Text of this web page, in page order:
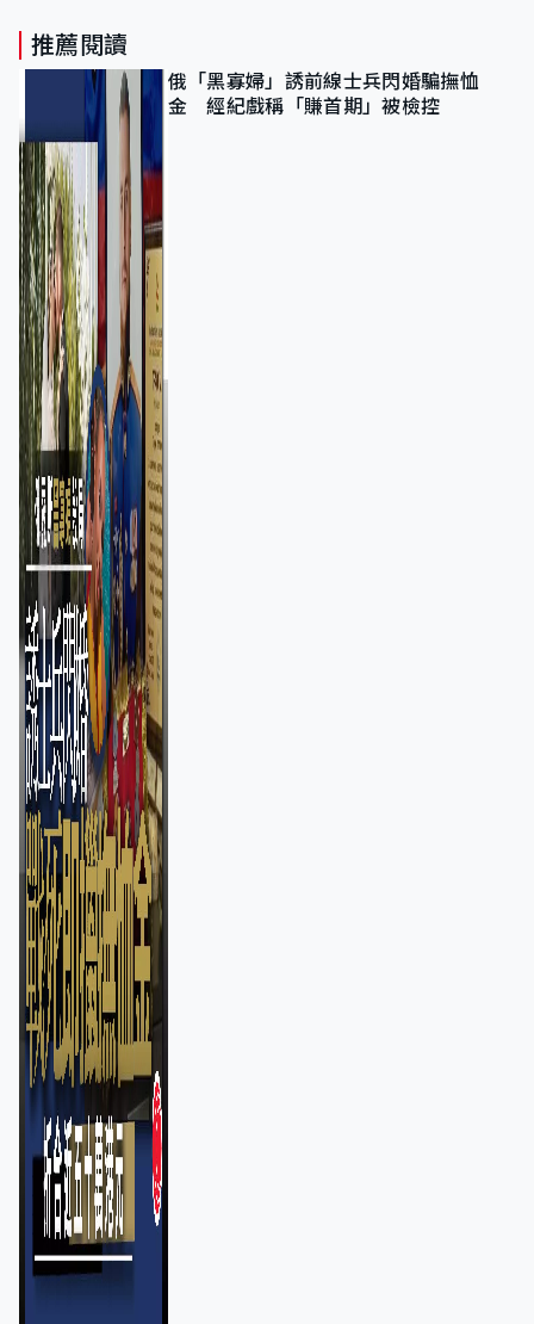
推薦閱讀
俄「黑寡婦」誘前線士兵閃婚騙撫恤
金 經紀戲稱「賺首期」被檢控